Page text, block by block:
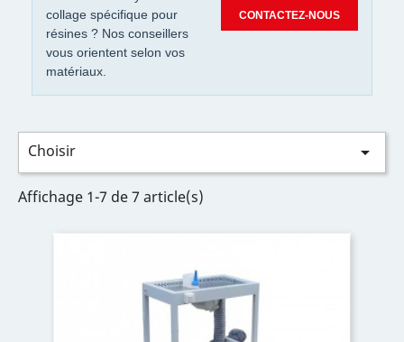
collage spécifique pour
résines ? Nos conseillers
vous orientent selon vos
matériaux.
CONTACTEZ-NOUS
Choisir 
Affichage 1-7 de 7 article(s)